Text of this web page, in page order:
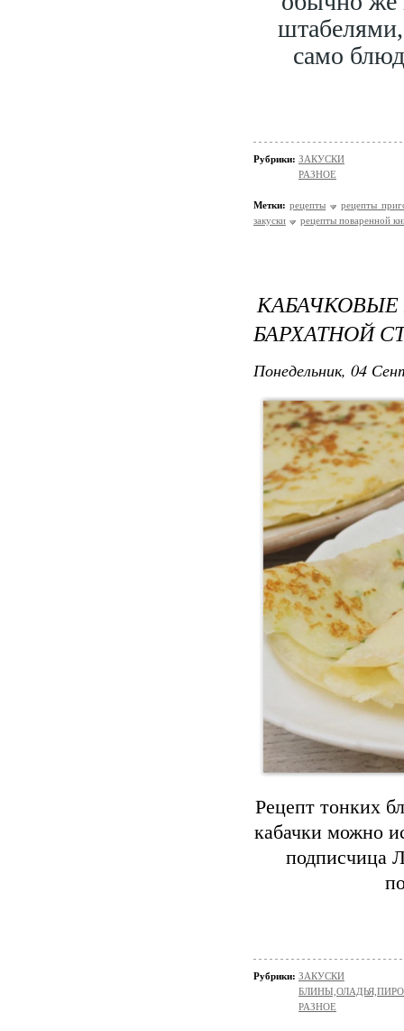
само
Рубрики: ЗАКУСКИ
РАЗНОЕ
Метки: рецепты
рецепты
закуски
рецепты поваренной
БАРХАТНОЙ
Понедельник, 04
Рецепт тонких
кабачки можно
подписчица
Рубрики: ЗАКУСКИ
РАЗНОЕ